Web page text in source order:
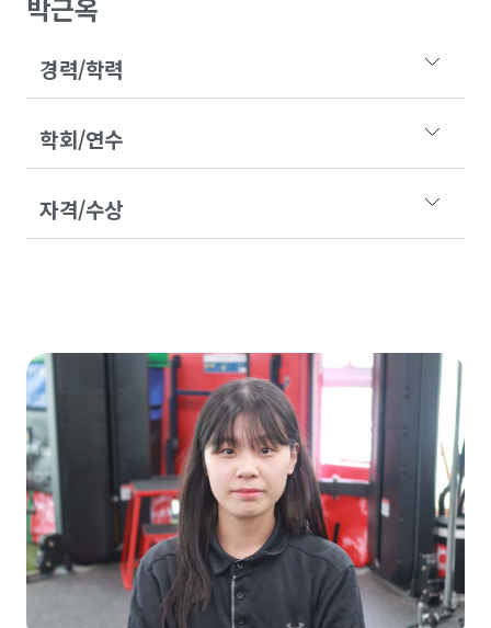
박근옥
경력/학력
학회/연수
자격/수상